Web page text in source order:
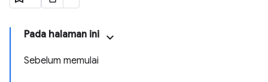
Pada halaman ini
Sebelum memulai